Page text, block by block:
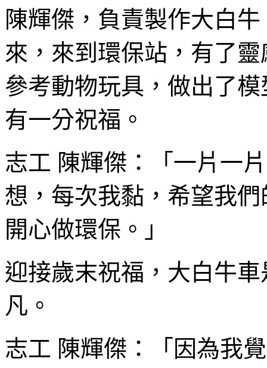
陳輝傑，負責製作大白
來，來到環保站，有了
參考動物玩具，做出了
有一分祝福。
志工 陳輝傑：「一片一
想，每次我黏，希望我
開心做環保。」
迎接歲末祝福，大白牛
凡。
志工 陳輝傑：「因為我